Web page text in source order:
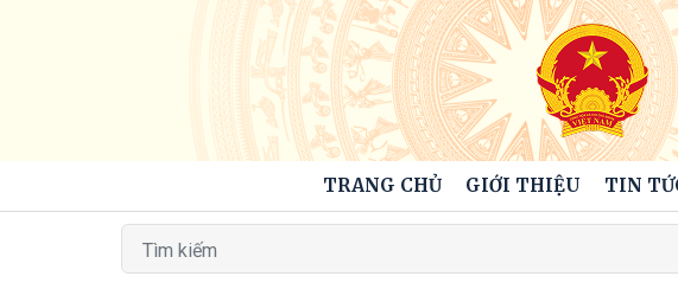
TRANG CHỦ GIỚI THIỆU TIN